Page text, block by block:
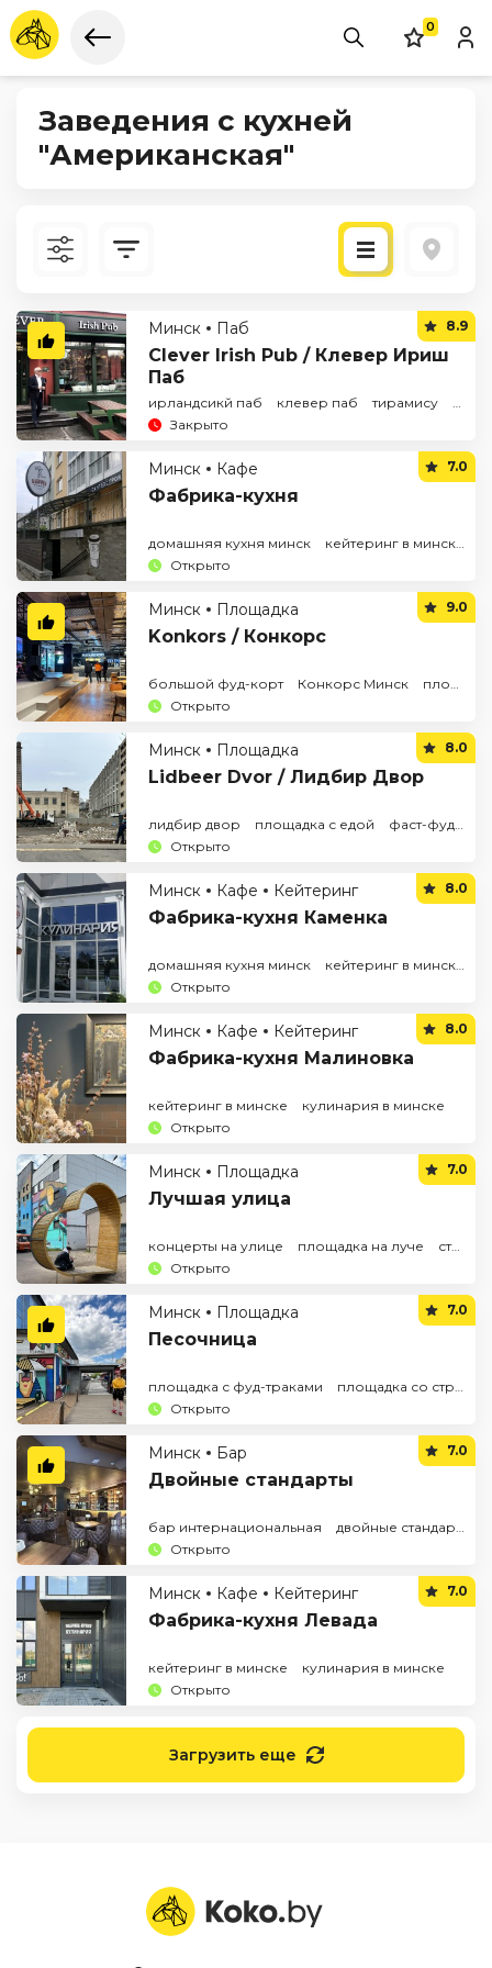
0
Заведения с кухней
"Американская"
По рейтингуМинск Паб
Clever Irish Pub / Клевер Ириш
Паб
8.9
ирландсикй паб клевер паб тирамису
Закрыто
Минск Кафе
Фабрика-кухня
7.0
домашняя кухня минск кейтеринг в минске
Открыто
Минск Площадка
Konkors / Конкорс
9.0
большой фуд-корт Конкорс Минск
площадка с едой
Открыто
Минск Площадка
Lidbeer Dvor / Лидбир Двор
8.0
лидбир двор площадка с едой
фаст-фуд в Минске
Открыто
Минск Кафе Кейтеринг
Фабрика-кухня Каменка
8.0
домашняя кухня минск кейтеринг в минске
Открыто
Минск Кафе Кейтеринг
Фабрика-кухня Малиновка
8.0
кейтеринг в минске
кулинария в минске
Открыто
Минск Площадка
Лучшая улица
7.0
концерты на улице площадка на луче
стрит-фуд площадка
Открыто
Минск Площадка
Песочница
7.0
площадка с фуд-траками
площадка со стрит-фудом
Открыто
Минск Бар
Двойные стандарты
7.0
бар интернациональная
двойные стандарты бар
Открыто
Минск Кафе Кейтеринг
Фабрика-кухня Левада
7.0
кейтеринг в минске
кулинария в минске
Открыто
Загрузить еще